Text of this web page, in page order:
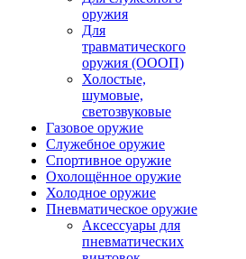
оружия
Для
травматического
оружия (ОООП)
Холостые,
шумовые,
светозвуковые
Газовое оружие
Служебное оружие
Спортивное оружие
Охолощённое оружие
Холодное оружие
Пневматическое оружие
Аксессуары для
пневматических